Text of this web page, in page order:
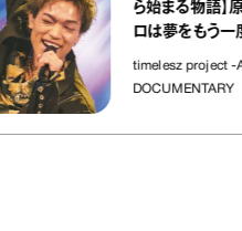
ら始まる物語】原嘉
ロは夢をもう一度追
れた場所」
timelesz project -
DOCUMENTARY